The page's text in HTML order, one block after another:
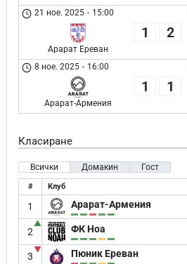
21 ное. 2025 - 15:00
Арарат Ереван
1 2
8 ное. 2025 - 16:00
Арарат-Армения
1 1
Класиране
Всички Домакин Гост
# Клуб
1 Арарат-Армения
2
▲ ФК Ноа
3
▼ Пюник Ереван